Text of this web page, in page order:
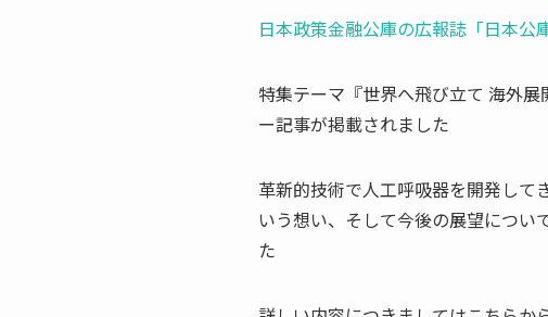
日本政策金融公庫の広報誌「日本公
特集テーマ『世界へ飛び立て 海外
ー記事が掲載されました
革新的技術で人工呼吸器を開発して
いう想い、そして今後の展望につい